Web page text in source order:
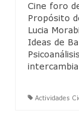
Cine foro
Propósito
Lucia
Ideas de
Actividades